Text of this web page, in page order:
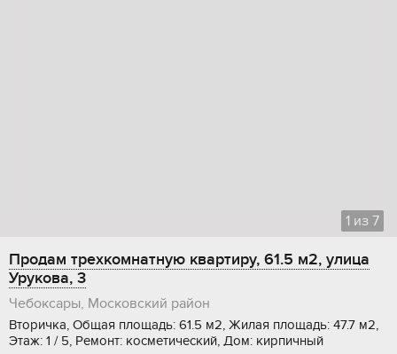
1 из 7
Продам трехкомнатную квартиру, 61.5 м2, улица
Урукова, 3
Чебоксары, Московский район
Вторичка, Общая площадь: 61.5 м2, Жилая площадь: 47.7 м2,
Этаж: 1 / 5, Ремонт: косметический, Дом: кирпичный